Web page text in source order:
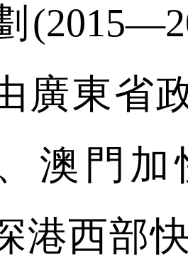
廣東省
澳門
港西部